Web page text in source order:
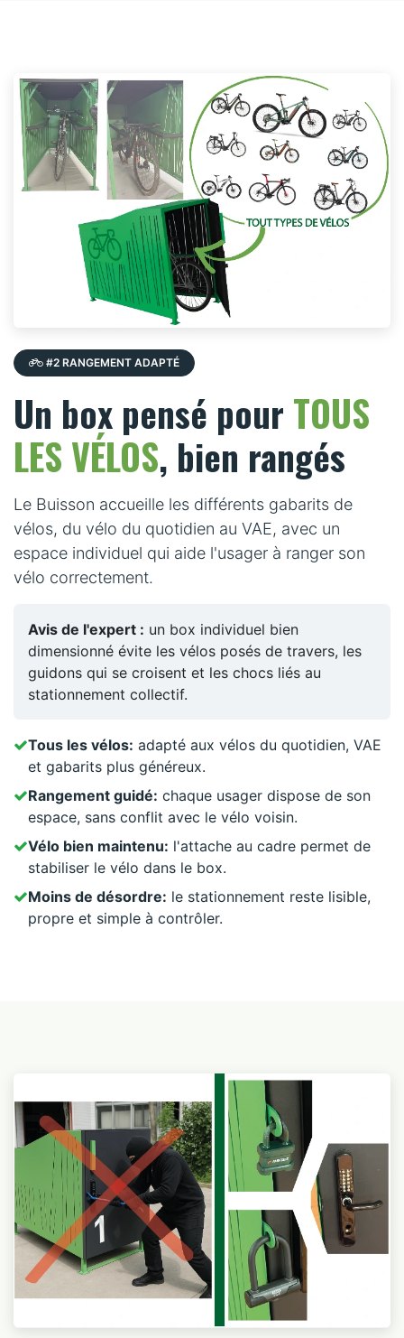
#2 RANGEMENT ADAPTÉ
Un box pensé pour TOUS
LES VÉLOS, bien rangés
Le Buisson accueille les différents gabarits de
vélos, du vélo du quotidien au VAE, avec un
espace individuel qui aide l'usager à ranger son
vélo correctement.
Avis de l'expert : un box individuel bien
dimensionné évite les vélos posés de travers, les
guidons qui se croisent et les chocs liés au
stationnement collectif.
Tous les vélos: adapté aux vélos du quotidien, VAE
et gabarits plus généreux.
Rangement guidé: chaque usager dispose de son
espace, sans conflit avec le vélo voisin.
Vélo bien maintenu: l'attache au cadre permet de
stabiliser le vélo dans le box.
Moins de désordre: le stationnement reste lisible,
propre et simple à contrôler.